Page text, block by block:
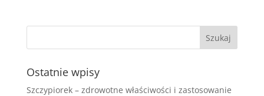
Ostatnie wpisy
Szczypiorek – zdrowotne właściwości i zastosowanie